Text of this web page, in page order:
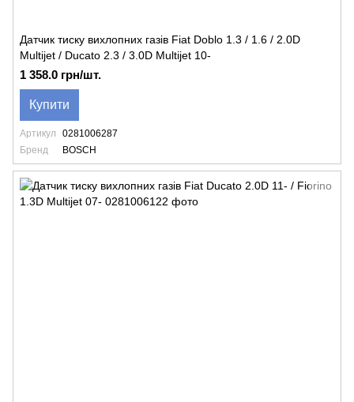
Датчик тиску вихлопних газів Fiat Doblo 1.3 / 1.6 / 2.0D
Multijet / Ducato 2.3 / 3.0D Multijet 10-
1 358.0 грн/шт.
Купити
Артикул
0281006287
Бренд
BOSCH